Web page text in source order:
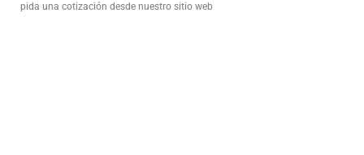
pida una cotización desde nuestro sitio web